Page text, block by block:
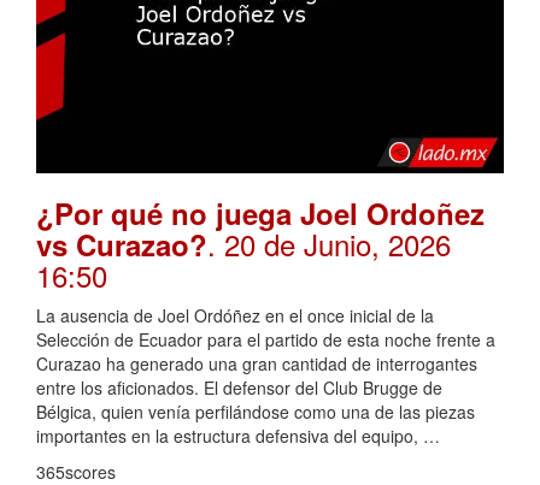
¿Por qué no juega Joel Ordoñez
vs Curazao?. 20 de Junio, 2026
16:50
La ausencia de Joel Ordóñez en el once inicial de la
Selección de Ecuador para el partido de esta noche frente a
Curazao ha generado una gran cantidad de interrogantes
entre los aficionados. El defensor del Club Brugge de
Bélgica, quien venía perfilándose como una de las piezas
importantes en la estructura defensiva del equipo, …
365scores